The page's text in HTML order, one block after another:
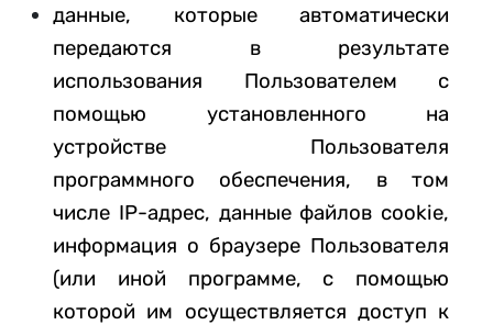
данные, которые автоматически
передаются в результате
использования Пользователем с
помощью установленного на
устройстве Пользователя
программного обеспечения, в том
числе IP-адрес, данные файлов cookie,
информация о браузере Пользователя
(или иной программе, с помощью
которой им осуществляется доступ к